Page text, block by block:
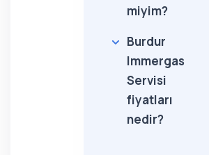
miyim?
Burdur
Immergas
Servisi
fiyatları
nedir?